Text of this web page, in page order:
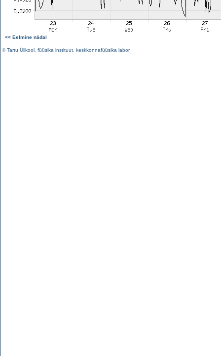
<< Eelmine nädal
©Tartu Ülikool füüsika instituut keskkonnafüüsika labor